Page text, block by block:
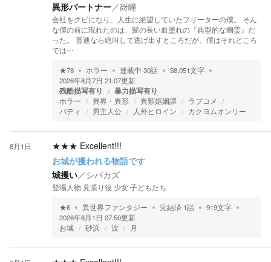
異形パートナー／谺瞳
会社をクビになり、人生に絶望していたフリーターの僕。 そん
な僕の前に現れたのは、髪の長い血塗れの『典型的な幽霊』だ
った。 普通なら絶叫して逃げ出すところだが、僕はそれどころ
では…
★78 ホラー 連載中 30話 58,051文字
2026年8月7日 21:07更新
残酷描写有り 暴力描写有り
ホラー 異界・異形 異類婚姻譚
ラブコメ
バディ
男主人公 人外ヒロイン カクヨムオンリー
8月1日 ★★★ Excellent!!!
お城が攫われる物語です
城攫い／シバカズ
登場人物 見張り役 少女 子どもたち
★6 異世界ファンタジー 完結済 1話 919文字
2026年8月1日 07:50更新
お城
砂浜 波 月